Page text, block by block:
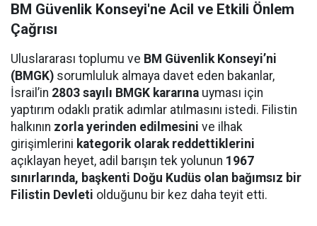
BM Güvenlik Konseyi'ne Acil ve Etkili Önlem
Çağrısı
Uluslararası toplumu ve BM Güvenlik Konseyi’ni
(BMGK) sorumluluk almaya davet eden bakanlar,
İsrail’in 2803 sayılı BMGK kararına uyması için
yaptırım odaklı pratik adımlar atılmasını istedi. Filistin
halkının zorla yerinden edilmesini ve ilhak
girişimlerini kategorik olarak reddettiklerini
açıklayan heyet, adil barışın tek yolunun 1967
sınırlarında, başkenti Doğu Kudüs olan bağımsız bir
Filistin Devleti olduğunu bir kez daha teyit etti.